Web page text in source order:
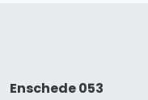
Enschede 053